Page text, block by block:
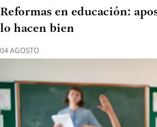
04 AGOSTO
Reformas en educación:
lo hacen bien